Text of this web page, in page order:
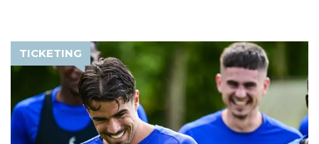
TICKETING